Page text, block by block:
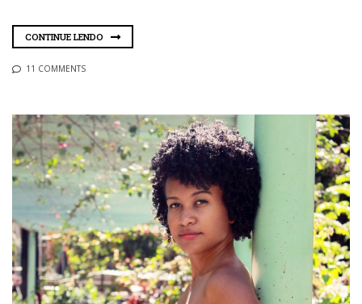
CONTINUE LENDO
11 COMMENTS